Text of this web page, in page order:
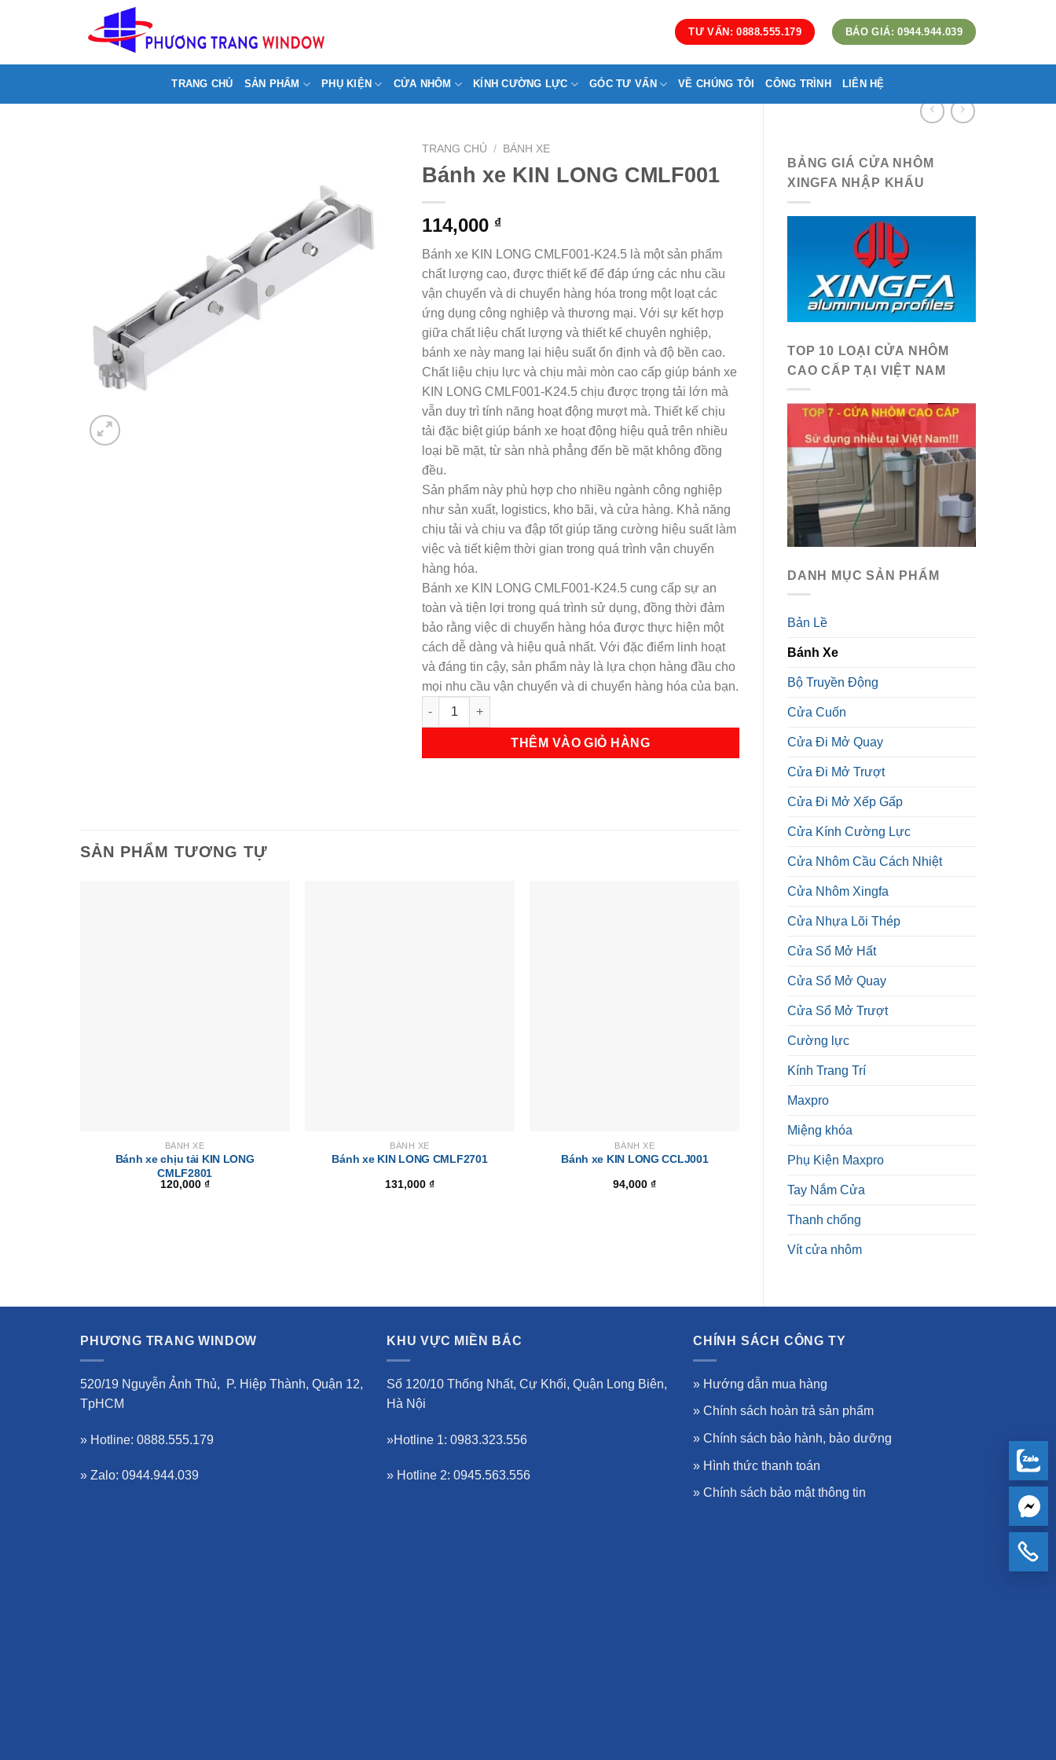
dung
TƯ VẤN: 0888.555.179 BÁO GIÁ: 0944.944.039
TRANG CHỦ SẢN PHẨM PHỤ KIỆN CỬA NHÔM KÍNH CƯỜNG LỰC GÓC TƯ VẤN VỀ CHÚNG TÔI CÔNG TRÌNH LIÊN HỆ
BẢNG GIÁ CỬA NHÔM
XINGFA NHẬP KHẨU
TOP 10 LOẠI CỬA NHÔM
CAO CẤP TẠI VIỆT NAM
DANH MỤC SẢN PHẨM
Bản Lề
Bánh Xe
Bộ Truyền Động
Cửa Cuốn
Cửa Đi Mở Quay
Cửa Đi Mở Trượt
Cửa Đi Mở Xếp Gấp
Cửa Kính Cường Lực
Cửa Nhôm Cầu Cách Nhiệt
Cửa Nhôm Xingfa
Cửa Nhựa Lõi Thép
Cửa Sổ Mở Hất
Cửa Sổ Mở Quay
Cửa Sổ Mở Trượt
Cường lực
Kính Trang Trí
Maxpro
Miệng khóa
Phụ Kiện Maxpro
Tay Nắm Cửa
Thanh chống
Vít cửa nhôm
TRANG CHỦ / BÁNH XE
Bánh xe KIN LONG CMLF001
114,000 ₫
Bánh xe KIN LONG CMLF001-K24.5 là một sản phẩm
chất lượng cao, được thiết kế để đáp ứng các nhu cầu
vận chuyển và di chuyển hàng hóa trong một loạt các
ứng dụng công nghiệp và thương mại. Với sự kết hợp
giữa chất liệu chất lượng và thiết kế chuyên nghiệp,
bánh xe này mang lại hiệu suất ổn định và độ bền cao.
Chất liệu chịu lực và chịu mài mòn cao cấp giúp bánh xe
KIN LONG CMLF001-K24.5 chịu được trọng tải lớn mà
vẫn duy trì tính năng hoạt động mượt mà. Thiết kế chịu
tải đặc biệt giúp bánh xe hoạt động hiệu quả trên nhiều
loại bề mặt, từ sàn nhà phẳng đến bề mặt không đồng
đều.
Sản phẩm này phù hợp cho nhiều ngành công nghiệp
như sản xuất, logistics, kho bãi, và cửa hàng. Khả năng
chịu tải và chịu va đập tốt giúp tăng cường hiệu suất làm
việc và tiết kiệm thời gian trong quá trình vận chuyển
hàng hóa.
Bánh xe KIN LONG CMLF001-K24.5 cung cấp sự an
toàn và tiện lợi trong quá trình sử dụng, đồng thời đảm
bảo rằng việc di chuyển hàng hóa được thực hiện một
cách dễ dàng và hiệu quả nhất. Với đặc điểm linh hoạt
và đáng tin cậy, sản phẩm này là lựa chọn hàng đầu cho
mọi nhu cầu vận chuyển và di chuyển hàng hóa của bạn.
Bánh xe KIN LONG CMLF001 số lượng
THÊM VÀO GIỎ HÀNG
SẢN PHẨM TƯƠNG TỰ
BÁNH XE
Bánh xe chịu tải KIN LONG
CMLF2801
120,000 ₫
BÁNH XE
Bánh xe KIN LONG CMLF2701
131,000 ₫
BÁNH XE
Bánh xe KIN LONG CCLJ001
94,000₫
Bánh xe chịu tải KIN LONG
120,000
PHƯƠNG TRANG WINDOW
520/19 Nguyễn Ảnh Thủ, P. Hiệp Thành, Quận 12,
TpHCM
» Hotline: 0888.555.179
» Zalo: 0944.944.039
KHU VỰC MIỀN BẮC
Số 120/10 Thống Nhất, Cự Khối, Quận Long Biên,
Hà Nội
»Hotline 1: 0983.323.556
» Hotline 2: 0945.563.556
CHÍNH SÁCH CÔNG TY
» Hướng dẫn mua hàng
» Chính sách hoàn trả sản phẩm
» Chính sách bảo hành, bảo dưỡng
» Hình thức thanh toán
» Chính sách bảo mật thông tin